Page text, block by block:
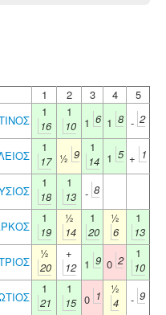
1
2 3 4
5
1
16
1
10
1 6 1 8 - 2
1
17
½ 9
1
14 1 5 + 1
1
18
1
13
- 8
1
19
½
14
1
20
½
6
1
13
½
20
+
12
1 9 0 2
1
10
1
21
1
15 0 1
½
4
- 9